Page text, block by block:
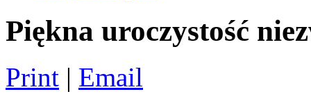
Piękna uroczystość
Print | Email